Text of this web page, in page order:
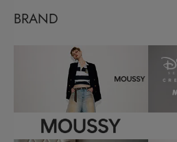
BRAND